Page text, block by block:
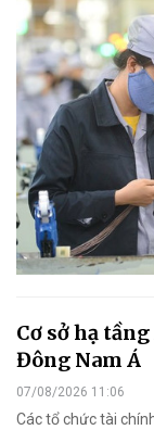
Cơ sở hạ
Đông Nam Á
07/08/2026 11:06
Các tổ chức tài